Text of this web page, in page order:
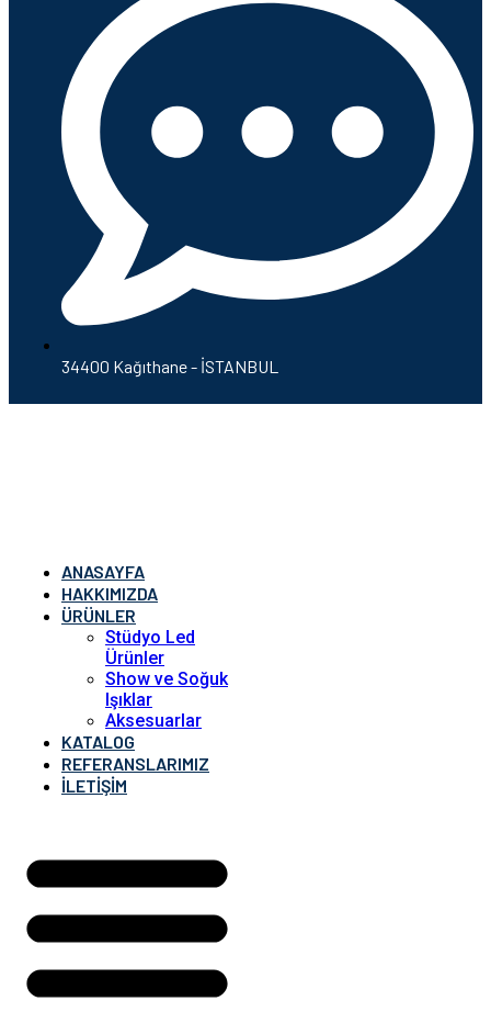
34400 Kağıthane - İSTANBUL
ANASAYFA
HAKKIMIZDA
ÜRÜNLER
Stüdyo Led
Ürünler
Show ve Soğuk
Işıklar
Aksesuarlar
KATALOG
REFERANSLARIMIZ
İLETIŞIM